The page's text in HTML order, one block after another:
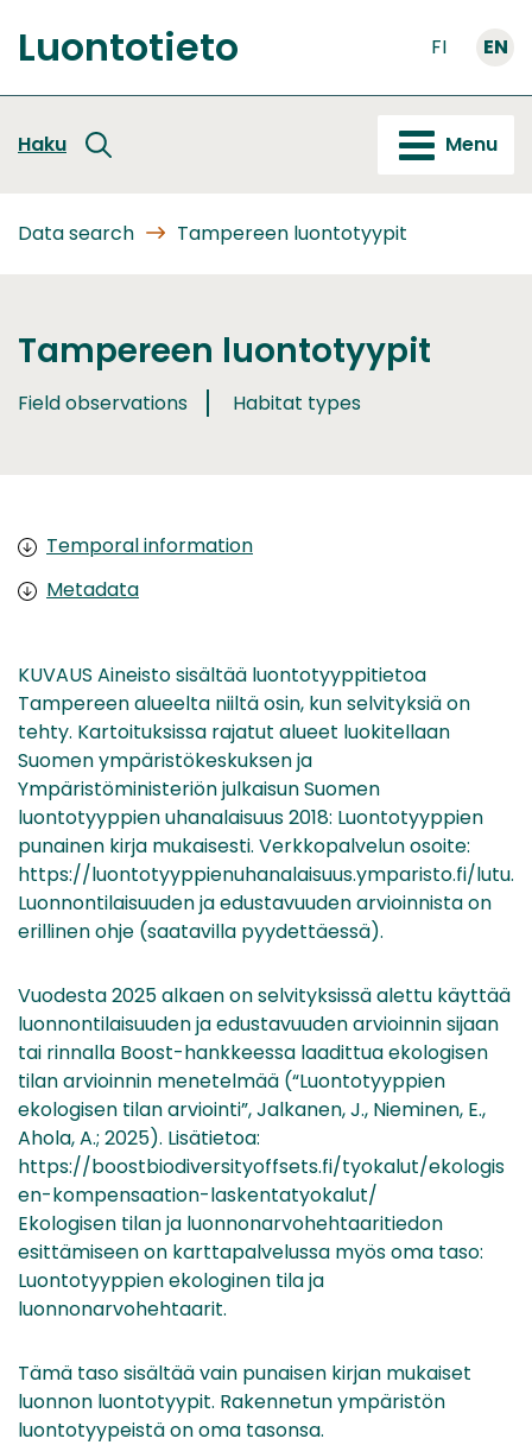
to
content
Front
Luontotieto FI EN
Haku Menu
Data search Tampereen luontotyypit
Tampereen luontotyypit
Field observations Habitat types
Temporal information
Metadata
KUVAUS Aineisto sisältää luontotyyppitietoa
Tampereen alueelta niiltä osin, kun selvityksiä on
tehty. Kartoituksissa rajatut alueet luokitellaan
Suomen ympäristökeskuksen ja
Ympäristöministeriön julkaisun Suomen
luontotyyppien uhanalaisuus 2018: Luontotyyppien
punainen kirja mukaisesti. Verkkopalvelun osoite:
https://luontotyyppienuhanalaisuus.ymparisto.fi/lutu.
Luonnontilaisuuden ja edustavuuden arvioinnista on
erillinen ohje (saatavilla pyydettäessä).
Vuodesta 2025 alkaen on selvityksissä alettu käyttää
luonnontilaisuuden ja edustavuuden arvioinnin sijaan
tai rinnalla Boost-hankkeessa laadittua ekologisen
tilan arvioinnin menetelmää (“Luontotyyppien
ekologisen tilan arviointi”, Jalkanen, J., Nieminen, E.,
Ahola, A.; 2025). Lisätietoa:
https://boostbiodiversityoffsets.fi/tyokalut/ekologis
en-kompensaation-laskentatyokalut/
Ekologisen tilan ja luonnonarvohehtaaritiedon
esittämiseen on karttapalvelussa myös oma taso:
Luontotyyppien ekologinen tila ja
luonnonarvohehtaarit.
Tämä taso sisältää vain punaisen kirjan mukaiset
luonnon luontotyypit. Rakennetun ympäristön
luontotyypeistä on oma tasonsa.